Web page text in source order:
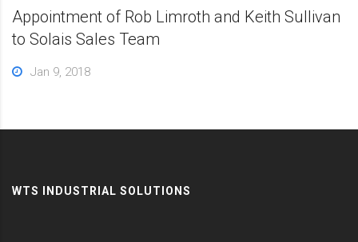
Appointment of Rob Limroth and Keith Sullivan
to Solais Sales Team
Jan 9, 2018
WTS INDUSTRIAL SOLUTIONS